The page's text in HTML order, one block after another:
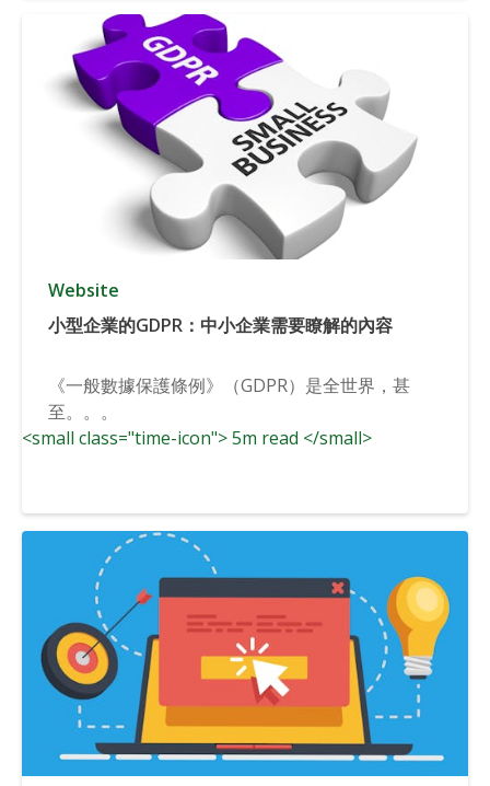
Website
小型企業的GDPR：中小企業需要瞭解的內容
《一般數據保護條例》（GDPR）是全世界，甚
至。。。
<small class="time-icon"> 5m read </small>